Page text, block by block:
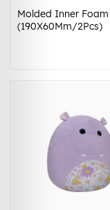
Molded Inner Foam
(190X60Mm/2Pcs)